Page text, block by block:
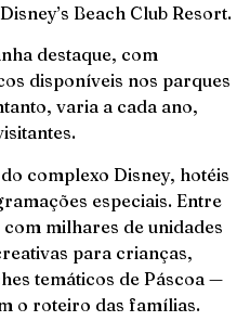
Beach Club Resort.
destaque, com
disponíveis nos parques
varia a cada ano,
complexo Disney, hotéis
especiais. Entre
milhares de unidades
para crianças,
temáticos de Páscoa —
o roteiro das famílias.